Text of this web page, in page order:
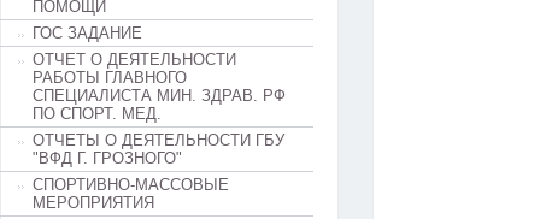
ПОМОЩИ
ГОС ЗАДАНИЕ
ОТЧЕТ О ДЕЯТЕЛЬНОСТИ
РАБОТЫ ГЛАВНОГО
СПЕЦИАЛИСТА МИН. ЗДРАВ. РФ
ПО СПОРТ. МЕД.
ОТЧЕТЫ О ДЕЯТЕЛЬНОСТИ ГБУ
"ВФД Г. ГРОЗНОГО"
СПОРТИВНО-МАССОВЫЕ
МЕРОПРИЯТИЯ